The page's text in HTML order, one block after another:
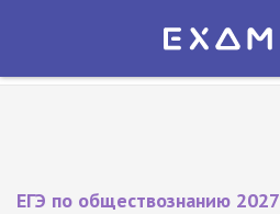
Экзамер — ЕГЭ 2027
ЕГЭ по обществознанию 2027